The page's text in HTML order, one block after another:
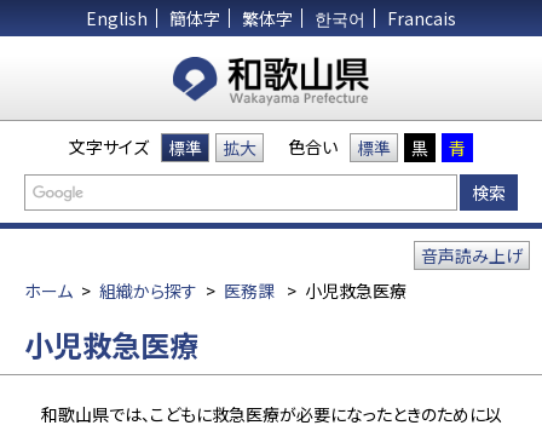
English 簡体字 繁体字 한국어 Francais
文字サイズ 標準 拡大 色合い 標準 黒 青
ホーム > 組織から探す > 医務課 > 小児救急医療
音声読み上げ
小児救急医療
和歌山県では、こどもに救急医療が必要になったときのために以